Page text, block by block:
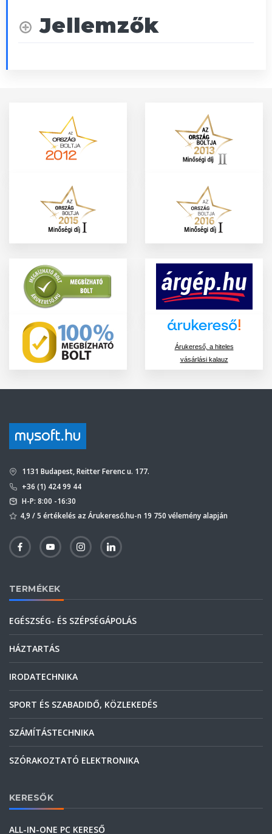
Jellemzők
Árukereső, a hiteles
vásárlási kalauz
1131 Budapest, Reitter Ferenc u. 177.
+36 (1) 424 99 44
H-P: 8:00 -16:30
4,9 / 5 értékelés az Árukereső.hu-n 19 750 vélemény alapján
TERMÉKEK
EGÉSZSÉG- ÉS SZÉPSÉGÁPOLÁS
HÁZTARTÁS
IRODATECHNIKA
SPORT ÉS SZABADIDŐ, KÖZLEKEDÉS
SZÁMÍTÁSTECHNIKA
SZÓRAKOZTATÓ ELEKTRONIKA
KERESŐK
ALL-IN-ONE PC KERESŐ